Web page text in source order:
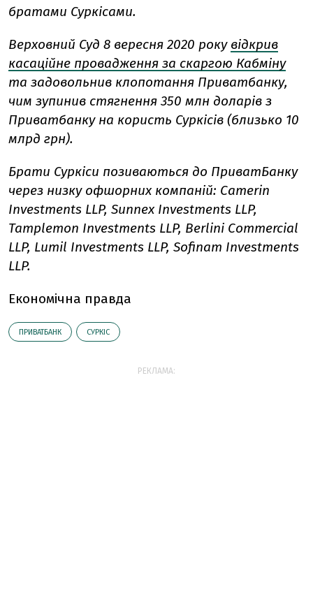
братами Суркісами.
Верховний Суд 8 вересня 2020 року відкрив
касаційне провадження за скаргою Кабміну
та задовольнив клопотання Приватбанку,
чим зупинив стягнення 350 млн доларів з
Приватбанку на користь Суркісів (близько 10
млрд грн).
Брати Суркіси позиваються до ПриватБанку
через низку офшорних компаній: Camerin
Investments LLP, Sunnex Investments LLP,
Tamplemon Investments LLP, Berlinі Commercial
LLP, Lumil Investments LLP, Sofinam Investments
LLP.
Економічна правда
ПРИВАТБАНК СУРКІС
РЕКЛАМА: